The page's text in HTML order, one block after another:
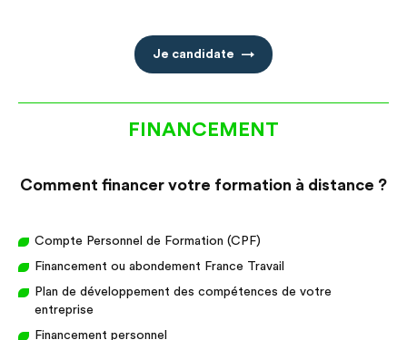
Je candidate
FINANCEMENT
Comment financer votre formation à distance ?
Compte Personnel de Formation (CPF)
Financement ou abondement France Travail
Plan de développement des compétences de votre
entreprise
Financement personnel